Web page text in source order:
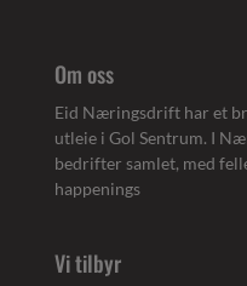
Om oss
Eid Næringsdrift har et
utleie i Gol Sentrum. I
bedrifter samlet, med
happenings
Vi tilbyr